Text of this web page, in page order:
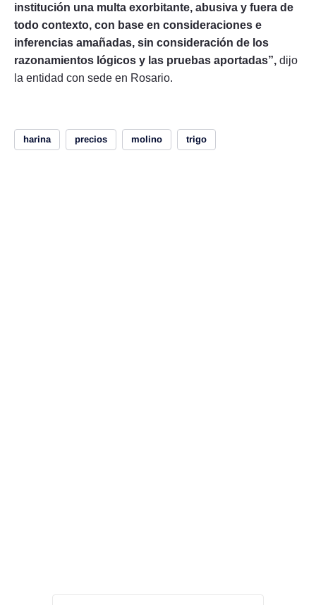
institución una multa exorbitante, abusiva y fuera de
todo contexto, con base en consideraciones e
inferencias amañadas, sin consideración de los
razonamientos lógicos y las pruebas aportadas”, dijo
la entidad con sede en Rosario.
harina precios molino trigo